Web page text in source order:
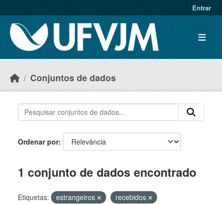
Entrar
Conjuntos de dados
Ordenar por
1 conjunto de dados encontrado
Etiquetas: estrangeiros
recebidos